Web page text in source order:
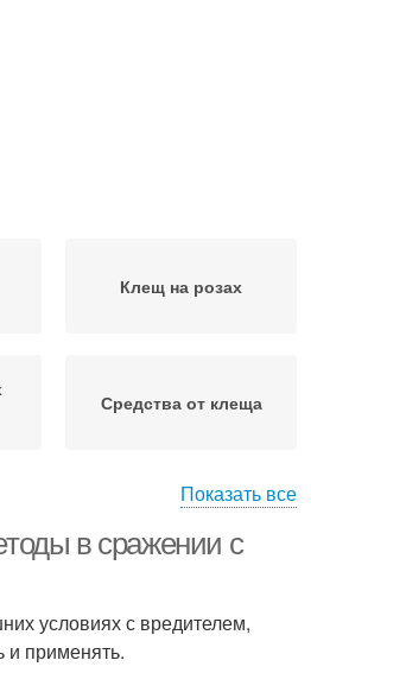
Клещ на розах
Средства от клеща
Препараты от
паутинного клеща
Показать все
в сражении с
условиях с вредителем,
и применять.